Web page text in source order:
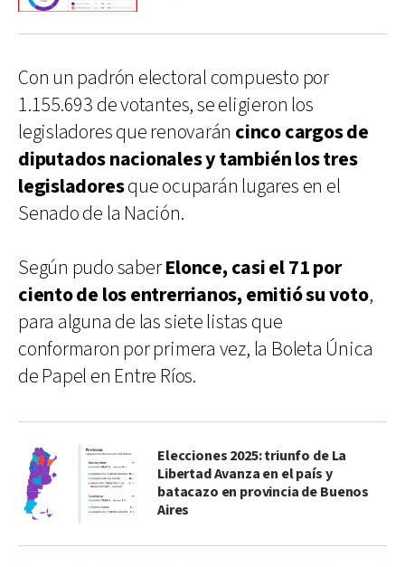
Con un padrón electoral compuesto por
1.155.693 de votantes, se eligieron los
legisladores que renovarán cinco cargos de
diputados nacionales y también los tres
legisladoresque ocuparán lugares en el
Senado de la Nación.
Según pudo saberElonce, casi el 71 por
ciento de los entrerrianos, emitió su voto,
para alguna de las siete listas que
conformaron por primera vez, la Boleta Única
de Papel en Entre Ríos.
Elecciones 2025: triunfo de La
Libertad Avanza en el país y
batacazo en provincia de Buenos
Aires